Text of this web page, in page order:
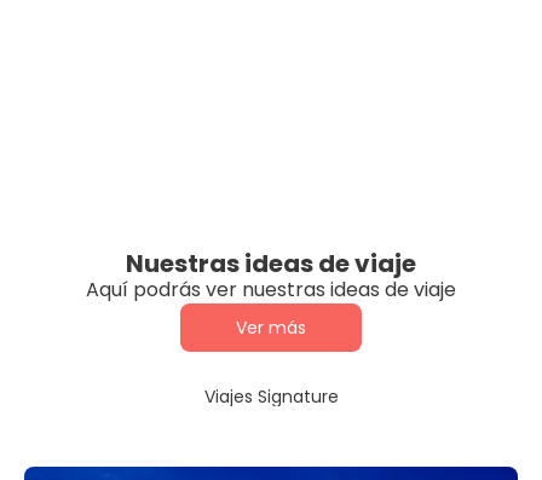
Nuestras ideas de viaje
Aquí podrás ver nuestras ideas de viaje
Ver más
Viajes Signature